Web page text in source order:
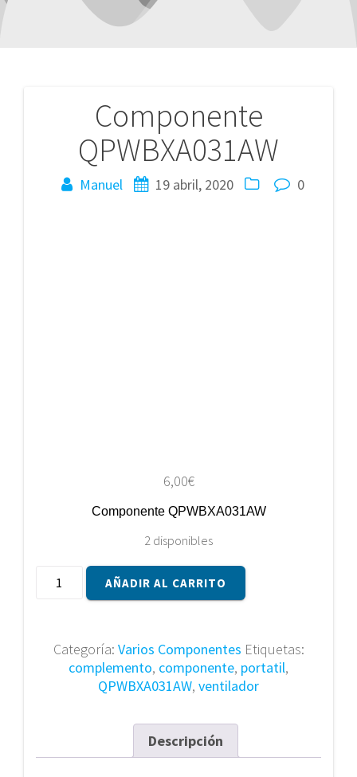
Componente
QPWBXA031AW
Manuel 19 abril, 2020 0
6,00€
Componente QPWBXA031AW
2 disponibles
Componente
QPWBXA031AW
AÑADIR AL CARRITO
Categoría: Varios Componentes Etiquetas:
complemento, componente, portatil,
QPWBXA031AW, ventilador
Descripción
Navegación
entradas